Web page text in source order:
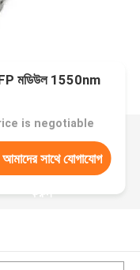
মডিউল 1550nm
is negotiable
আমাদের সাথে যোগাযোগ
করুন